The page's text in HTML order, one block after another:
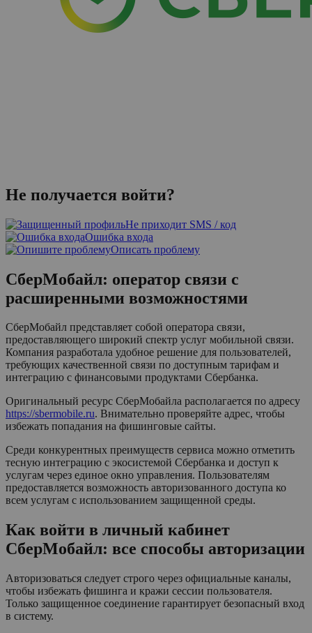
Не получается войти?
Не приходит SMS / код
Ошибка входа
Описать проблему
СберМобайл: оператор связи с
расширенными возможностями
СберМобайл представляет собой оператора связи,
предоставляющего широкий спектр услуг мобильной связи.
Компания разработала удобное решение для пользователей,
требующих качественной связи по доступным тарифам и
интеграцию с финансовыми продуктами Сбербанка.
Оригинальный ресурс СберМобайла располагается по адресу
https://sbermobile.ru. Внимательно проверяйте адрес, чтобы
избежать попадания на фишинговые сайты.
Среди конкурентных преимуществ сервиса можно отметить
тесную интеграцию с экосистемой Сбербанка и доступ к
услугам через единое окно управления. Пользователям
предоставляется возможность авторизованного доступа ко
всем услугам с использованием защищенной среды.
Как войти в личный кабинет
СберМобайл: все способы авторизации
Авторизоваться следует строго через официальные каналы,
чтобы избежать фишинга и кражи сессии пользователя.
Только защищенное соединение гарантирует безопасный вход
в систему.